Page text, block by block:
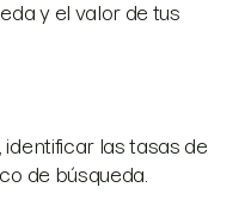
y el valor de tus
las tasas de
de búsqueda.